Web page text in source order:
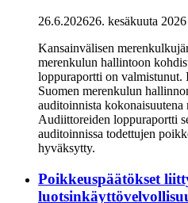
26.6.202626. kesäkuuta 2026
Kansainvälisen
merenkulun hallintoon
loppuraportti on
Suomen merenkulun
auditoinnista kokonaisuutena
Audiittoreiden loppuraportti
auditoinnissa todettujen
hyväksytty.
Poikkeuspäätökset